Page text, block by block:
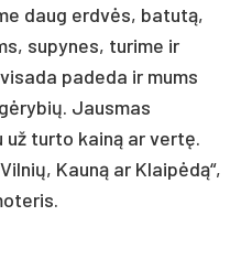
daug erdvės, batutą,
supynes, turime ir
padeda ir mums
Jausmas
už turto kainą ar vertę.
Kauną ar Klaipėdą“,